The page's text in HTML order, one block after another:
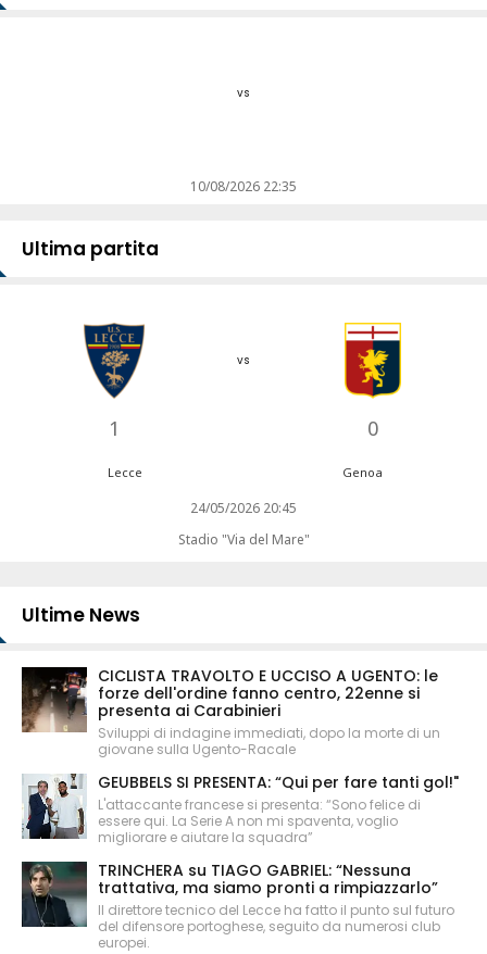
vs
10/08/2026 22:35
Ultima partita
1
vs
0
Lecce Genoa
24/05/2026 20:45
Stadio "Via del Mare"
Ultime News
CICLISTA TRAVOLTO E UCCISO A UGENTO: le
forze dell'ordine fanno centro, 22enne si
presenta ai Carabinieri
Sviluppi di indagine immediati, dopo la morte di un
giovane sulla Ugento-Racale
GEUBBELS SI PRESENTA: “Qui per fare tanti gol!"
L'attaccante francese si presenta: “Sono felice di
essere qui. La Serie A non mi spaventa, voglio
migliorare e aiutare la squadra”
TRINCHERA su TIAGO GABRIEL: “Nessuna
trattativa, ma siamo pronti a rimpiazzarlo”
Il direttore tecnico del Lecce ha fatto il punto sul futuro
del difensore portoghese, seguito da numerosi club
europei.